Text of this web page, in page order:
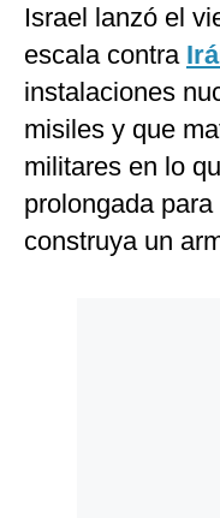
Israel lanzó el
escala contra
instalaciones
misiles y que
militares en lo
prolongada
construya un